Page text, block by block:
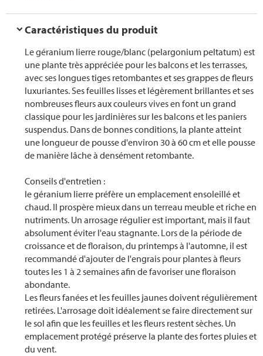
Caractéristiques du produit
Le géranium lierre rouge/blanc (pelargonium peltatum) est
une plante très appréciée pour les balcons et les terrasses,
avec ses longues tiges retombantes et ses grappes de fleurs
luxuriantes. Ses feuilles lisses et légèrement brillantes et ses
nombreuses fleurs aux couleurs vives en font un grand
classique pour les jardinières sur les balcons et les paniers
suspendus. Dans de bonnes conditions, la plante atteint
une longueur de pousse d'environ 30 à 60 cm et elle pousse
de manière lâche à densément retombante.
Conseils d'entretien :
le géranium lierre préfère un emplacement ensoleillé et
chaud. Il prospère mieux dans un terreau meuble et riche en
nutriments. Un arrosage régulier est important, mais il faut
absolument éviter l'eau stagnante. Lors de la période de
croissance et de floraison, du printemps à l'automne, il est
recommandé d'ajouter de l'engrais pour plantes à fleurs
toutes les 1 à 2 semaines afin de favoriser une floraison
abondante.
Les fleurs fanées et les feuilles jaunes doivent régulièrement
retirées. L'arrosage doit idéalement se faire directement sur
le sol afin que les feuilles et les fleurs restent sèches. Un
emplacement protégé préserve la plante des fortes pluies et
du vent.